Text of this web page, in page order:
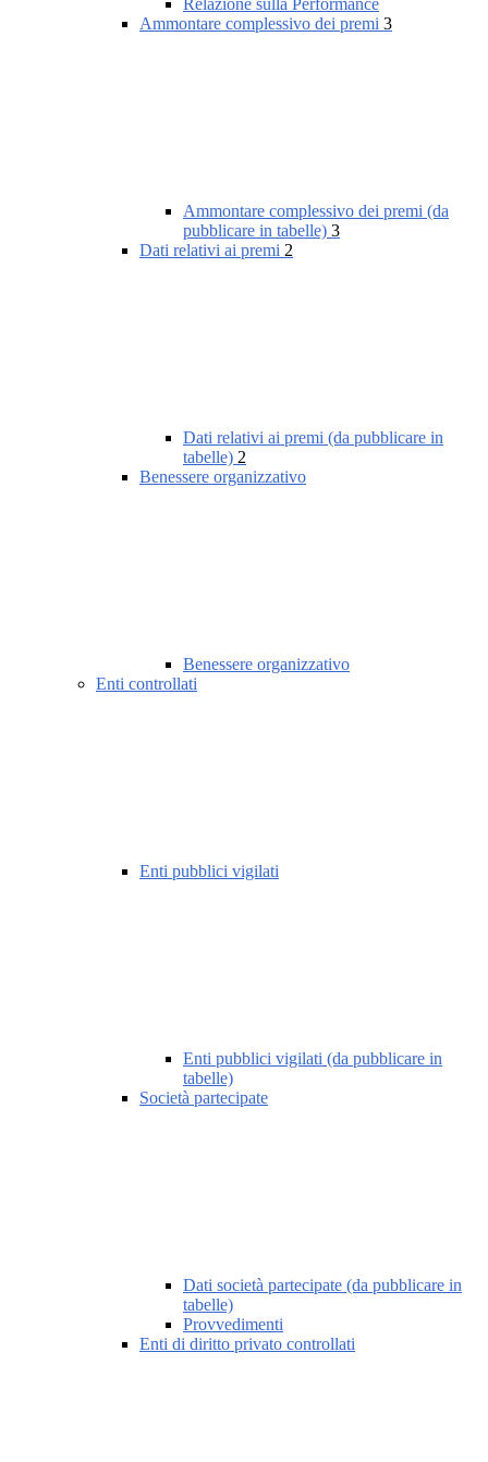
Relazione sulla Performance
Ammontare complessivo dei premi 3
Ammontare complessivo dei premi (da
pubblicare in tabelle) 3
Dati relativi ai premi 2
Dati relativi ai premi (da pubblicare in
tabelle) 2
Benessere organizzativo
Benessere organizzativo
Enti controllati
Enti pubblici vigilati
Enti pubblici vigilati (da pubblicare in
tabelle)
Società partecipate
Dati società partecipate (da pubblicare in
tabelle)
Provvedimenti
Enti di diritto privato controllati